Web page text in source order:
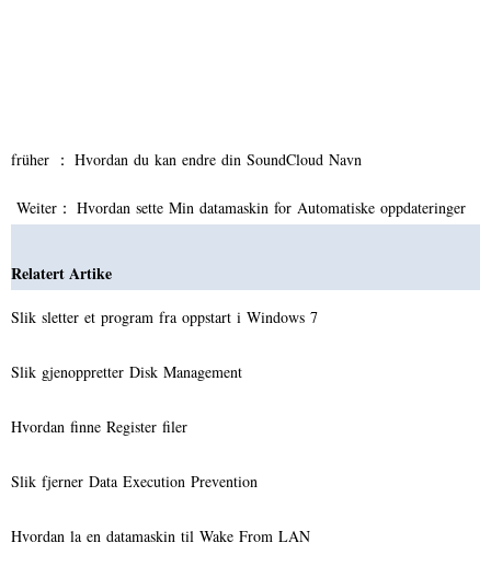
früher ： Hvordan du kan endre din SoundCloud Navn
Weiter： Hvordan sette Min datamaskin for Automatiske oppdateringer
Relatert Artike
Slik sletter et program fra oppstart i Windows 7
Slik gjenoppretter Disk Management
Hvordan finne Register filer
Slik fjerner Data Execution Prevention
Hvordan la en datamaskin til Wake From LAN